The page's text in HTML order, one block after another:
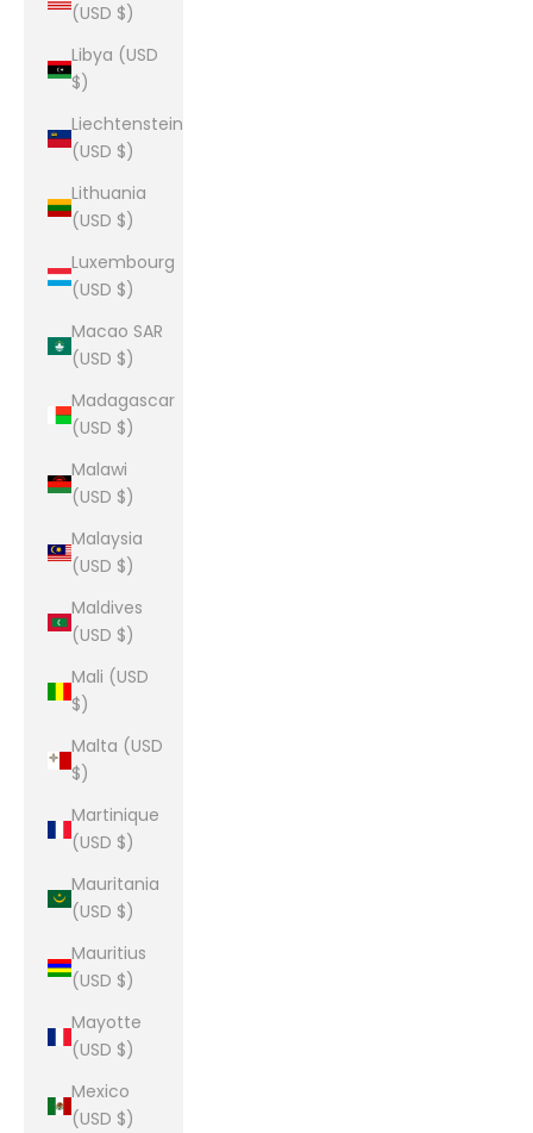
(USD $)
Libya (USD
$)
Liechtenstein
(USD $)
Lithuania
(USD $)
Luxembourg
(USD $)
Macao SAR
(USD $)
Madagascar
(USD $)
Malawi
(USD $)
Malaysia
(USD $)
Maldives
(USD $)
Mali (USD
$)
Malta (USD
$)
Martinique
(USD $)
Mauritania
(USD $)
Mauritius
(USD $)
Mayotte
(USD $)
Mexico
(USD $)